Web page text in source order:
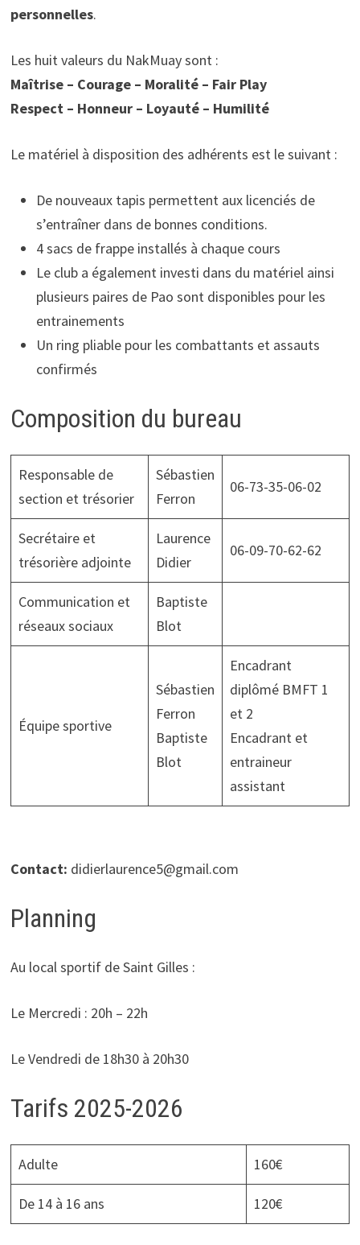
personnelles.
Les huit valeurs du NakMuay sont :
Maîtrise – Courage – Moralité – Fair Play
Respect – Honneur – Loyauté – Humilité
Le matériel à disposition des adhérents est le suivant :
De nouveaux tapis permettent aux licenciés de
s’entraîner dans de bonnes conditions.
4 sacs de frappe installés à chaque cours
Le club a également investi dans du matériel ainsi
plusieurs paires de Pao sont disponibles pour les
entrainements
Un ring pliable pour les combattants et assauts
confirmés
Composition du bureau
Responsable de
section et trésorier
Sébastien
Ferron
06-73-35-06-02
Secrétaire et
trésorière adjointe
Laurence
Didier
06-09-70-62-62
Communication et
réseaux sociaux
Baptiste
Blot
Équipe sportive
Sébastien
Ferron
Baptiste
Blot
Encadrant
diplômé BMFT 1
et 2
Encadrant et
entraineur
assistant
Contact: didierlaurence5@gmail.com
Planning
Au local sportif de Saint Gilles :
Le Mercredi : 20h – 22h
Le Vendredi de 18h30 à 20h30
Tarifs 2025-2026
Adulte 160€
De 14 à 16 ans 120€